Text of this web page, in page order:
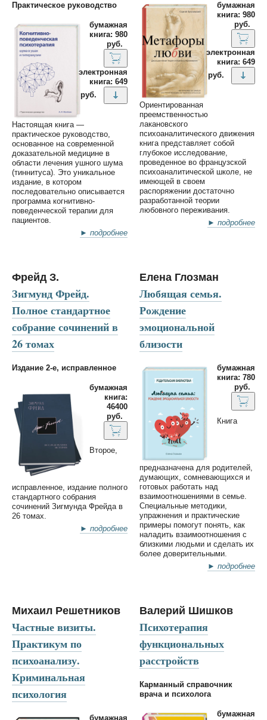
Практическое руководство
бумажная
книга: 980
руб.
электронная
книга: 649
руб.
Настоящая книга —
практическое руководство,
основанное на современной
доказательной медицине в
области лечения ушного шума
(тиннитуса). Это уникальное
издание, в котором
последовательно описывается
программа когнитивно-
поведенческой терапии для
пациентов.
► подробнее
бумажная
книга: 980
руб.
электронная
книга: 649
руб.
Ориентированная
преемственностью
лакановского
психоаналитического движения
книга представляет собой
глубокое исследование,
проведенное во французской
психоаналитической школе, не
имеющей в своем
распоряжении достаточно
разработанной теории
любовного переживания.
► подробнее
Фрейд З.
Зигмунд Фрейд.
Полное стандартное
собрание сочинений в
26 томах
Издание 2-е, исправленное
бумажная
книга:
46400
руб.
Второе,
исправленное, издание полного
стандартного собрания
сочинений Зигмунда Фрейда в
26 томах.
► подробнее
Елена Глозман
Любящая семья.
Рождение
эмоциональной
близости
бумажная
книга: 780
руб.
Книга
предназначена для родителей,
думающих, сомневающихся и
готовых работать над
взаимоотношениями в семье.
Специальные методики,
упражнения и практические
примеры помогут понять, как
наладить взаимоотношения с
близкими людьми и сделать их
более доверительными.
► подробнее
Михаил Решетников
Частные визиты.
Практикум по
психоанализу.
Криминальная
психология
бумажная
Валерий Шишков
Психотерапия
функциональных
расстройств
Карманный справочник
врача и психолога
бумажная